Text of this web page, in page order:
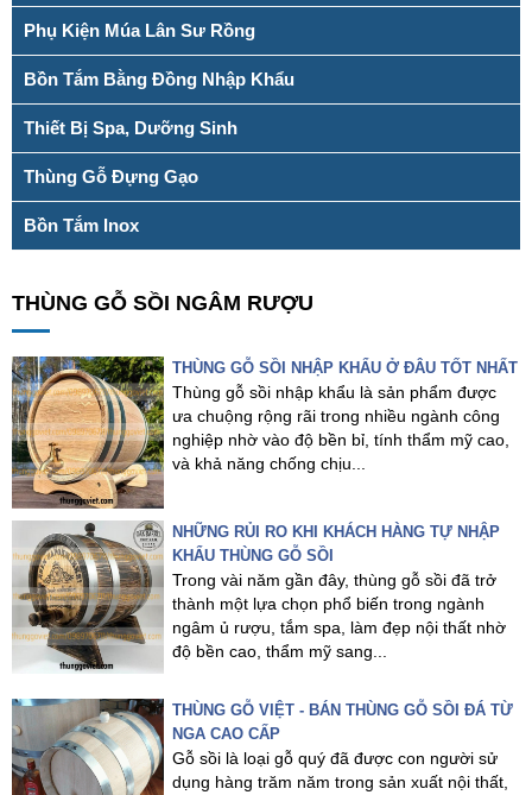
Phụ Kiện Múa Lân Sư Rồng
Bồn Tắm Bằng Đồng Nhập Khẩu
Thiết Bị Spa, Dưỡng Sinh
Thùng Gỗ Đựng Gạo
Bồn Tắm Inox
THÙNG GỖ SỒI NGÂM RƯỢU
THÙNG GỖ SỒI NHẬP KHẨU Ở ĐÂU TỐT NHẤT
Thùng gỗ sồi nhập khẩu là sản phẩm được
ưa chuộng rộng rãi trong nhiều ngành công
nghiệp nhờ vào độ bền bỉ, tính thẩm mỹ cao,
và khả năng chống chịu...
NHỮNG RỦI RO KHI KHÁCH HÀNG TỰ NHẬP
KHẨU THÙNG GỖ SỒI
Trong vài năm gần đây, thùng gỗ sồi đã trở
thành một lựa chọn phổ biến trong ngành
ngâm ủ rượu, tắm spa, làm đẹp nội thất nhờ
độ bền cao, thẩm mỹ sang...
THÙNG GỖ VIỆT - BÁN THÙNG GỖ SỒI ĐÁ TỪ
NGA CAO CẤP
Gỗ sồi là loại gỗ quý đã được con người sử
dụng hàng trăm năm trong sản xuất nội thất,